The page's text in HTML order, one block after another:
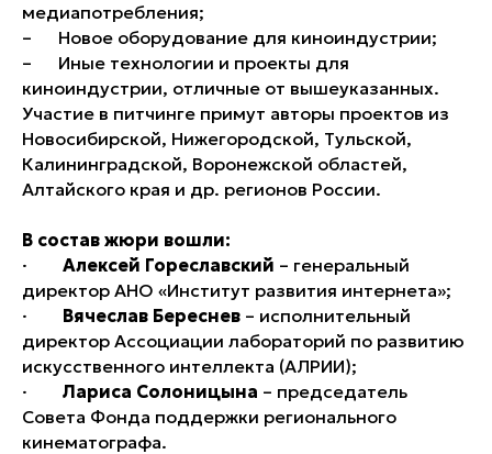
медиапотребления;
– Новое оборудование для киноиндустрии;
– Иные технологии и проекты для
киноиндустрии, отличные от вышеуказанных.
Участие в питчинге примут авторы проектов из
Новосибирской, Нижегородской, Тульской,
Калининградской, Воронежской областей,
Алтайского края и др. регионов России.
В состав жюри вошли:
· Алексей Гореславский – генеральный
директор АНО «Институт развития интернета»;
· Вячеслав Береснев – исполнительный
директор Ассоциации лабораторий по развитию
искусственного интеллекта (АЛРИИ);
· Лариса Солоницына – председатель
Совета Фонда поддержки регионального
кинематографа.